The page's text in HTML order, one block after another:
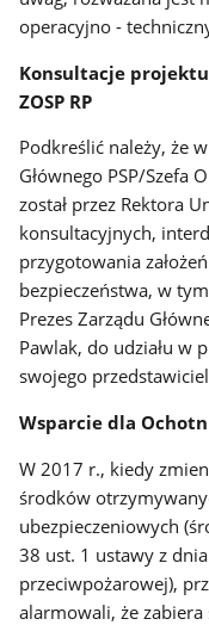
operacyjno -
Konsultacje
ZOSP RP
Podkreślić należy, że
Głównego PSP/Szefa
został przez Rektora
konsultacyjnych,
przygotowania
bezpieczeństwa, w
Prezes Zarządu
Pawlak, do udziału w
swojego
Wsparcie dla
W 2017 r., kiedy
środków
ubezpieczeniowych
38 ust. 1 ustawy z
przeciwpożarowej),
alarmowali, że